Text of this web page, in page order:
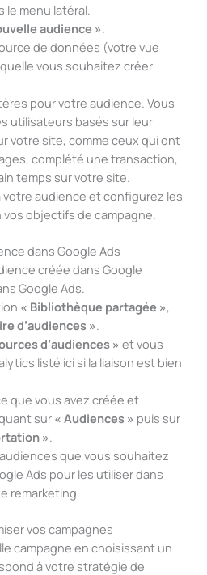
le menu latéral.
audience ».
de données (votre vue
vous souhaitez créer
pour votre audience. Vous
utilisateurs basés sur leur
votre site, comme ceux qui ont
complété une transaction,
temps sur votre site.
votre audience et configurez les
objectifs de campagne.
dans Google Ads
créée dans Google
Google Ads.
« Bibliothèque partagée »,
d’audiences ».
d’audiences » et vous
listé ici si la liaison est bien
que vous avez créée et
sur « Audiences » puis sur
».
que vous souhaitez
Ads pour les utiliser dans
remarketing.
vos campagnes
campagne en choisissant un
à votre stratégie de